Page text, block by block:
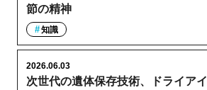
節の精神
知識
次世代の遺体保存技術、ドライア
2026.06.03